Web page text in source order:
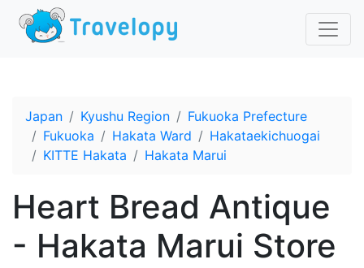
Japan Kyushu Region
Fukuoka Prefecture
Fukuoka
Hakata Ward
Hakataekichuogai
KITTE Hakata
Hakata Marui
Heart Bread Antique
- Hakata Marui Store